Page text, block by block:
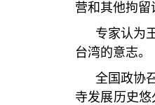
营和其他拘留
专家认为
台湾的意志。
全国政协
寺发展历史